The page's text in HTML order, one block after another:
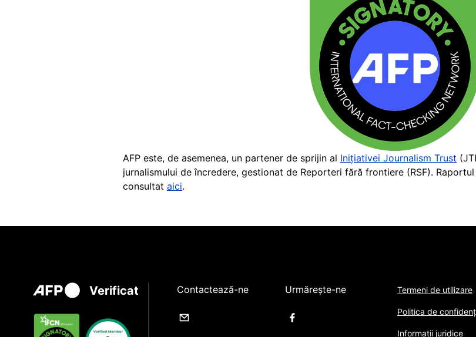
AFP este, de asemenea, un partener de sprijin al Inițiativei Journalism Trust
jurnalismului de încredere, gestionat de Reporteri fără frontiere (RSF).
consultat aici.
Verificat Contactează-ne Urmărește-ne Termeni de utilizare
Politica de
Informații juridice